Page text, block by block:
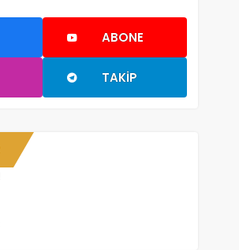
ABONE
TAKIP